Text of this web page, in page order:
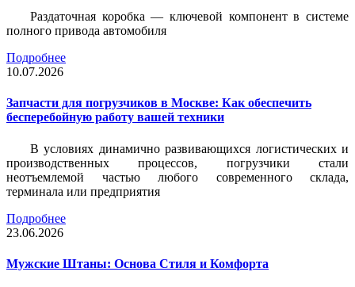
Раздаточная коробка — ключевой компонент в системе
полного привода автомобиля
Подробнее
10.07.2026
Запчасти для погрузчиков в Москве: Как обеспечить
бесперебойную работу вашей техники
В условиях динамично развивающихся логистических и
производственных процессов, погрузчики стали
неотъемлемой частью любого современного склада,
терминала или предприятия
Подробнее
23.06.2026
Мужские Штаны: Основа Стиля и Комфорта